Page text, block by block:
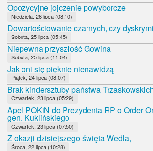
Opozycyjne jojczenie powyborcze
Niedziela, 26 lipca (08:10)
Dowartościowanie czarnych, czy
Sobota, 25 lipca (05:45)
Niepewna przyszłość Gowina
Sobota, 25 lipca (11:04)
Jak oni się pięknie nienawidzą
Piątek, 24 lipca (08:07)
Brak kindersztuby państwa Trzaskowskich
Czwartek, 23 lipca (05:29)
Apel POKiN do Prezydenta RP o Order
gen. Kuklińskiego
Czwartek, 23 lipca (07:50)
Z okazji dzisiejszego święta Wedla,
Środa, 22 lipca (10:28)